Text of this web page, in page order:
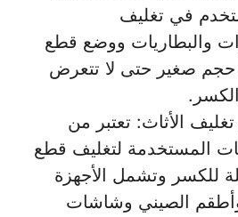
في تغليف
والبطاريات ووضع قطع
حجم صغير حتى لا تتعرض
تغليف الأثاث: تعتبر من
المستخدمة لتغليف قطع
للكسر وتشمل الأجهزة
وأطقم الصيني وشاشات